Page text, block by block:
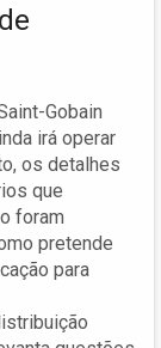
Gobain
irá operar
os detalhes
que
foram
pretende
para